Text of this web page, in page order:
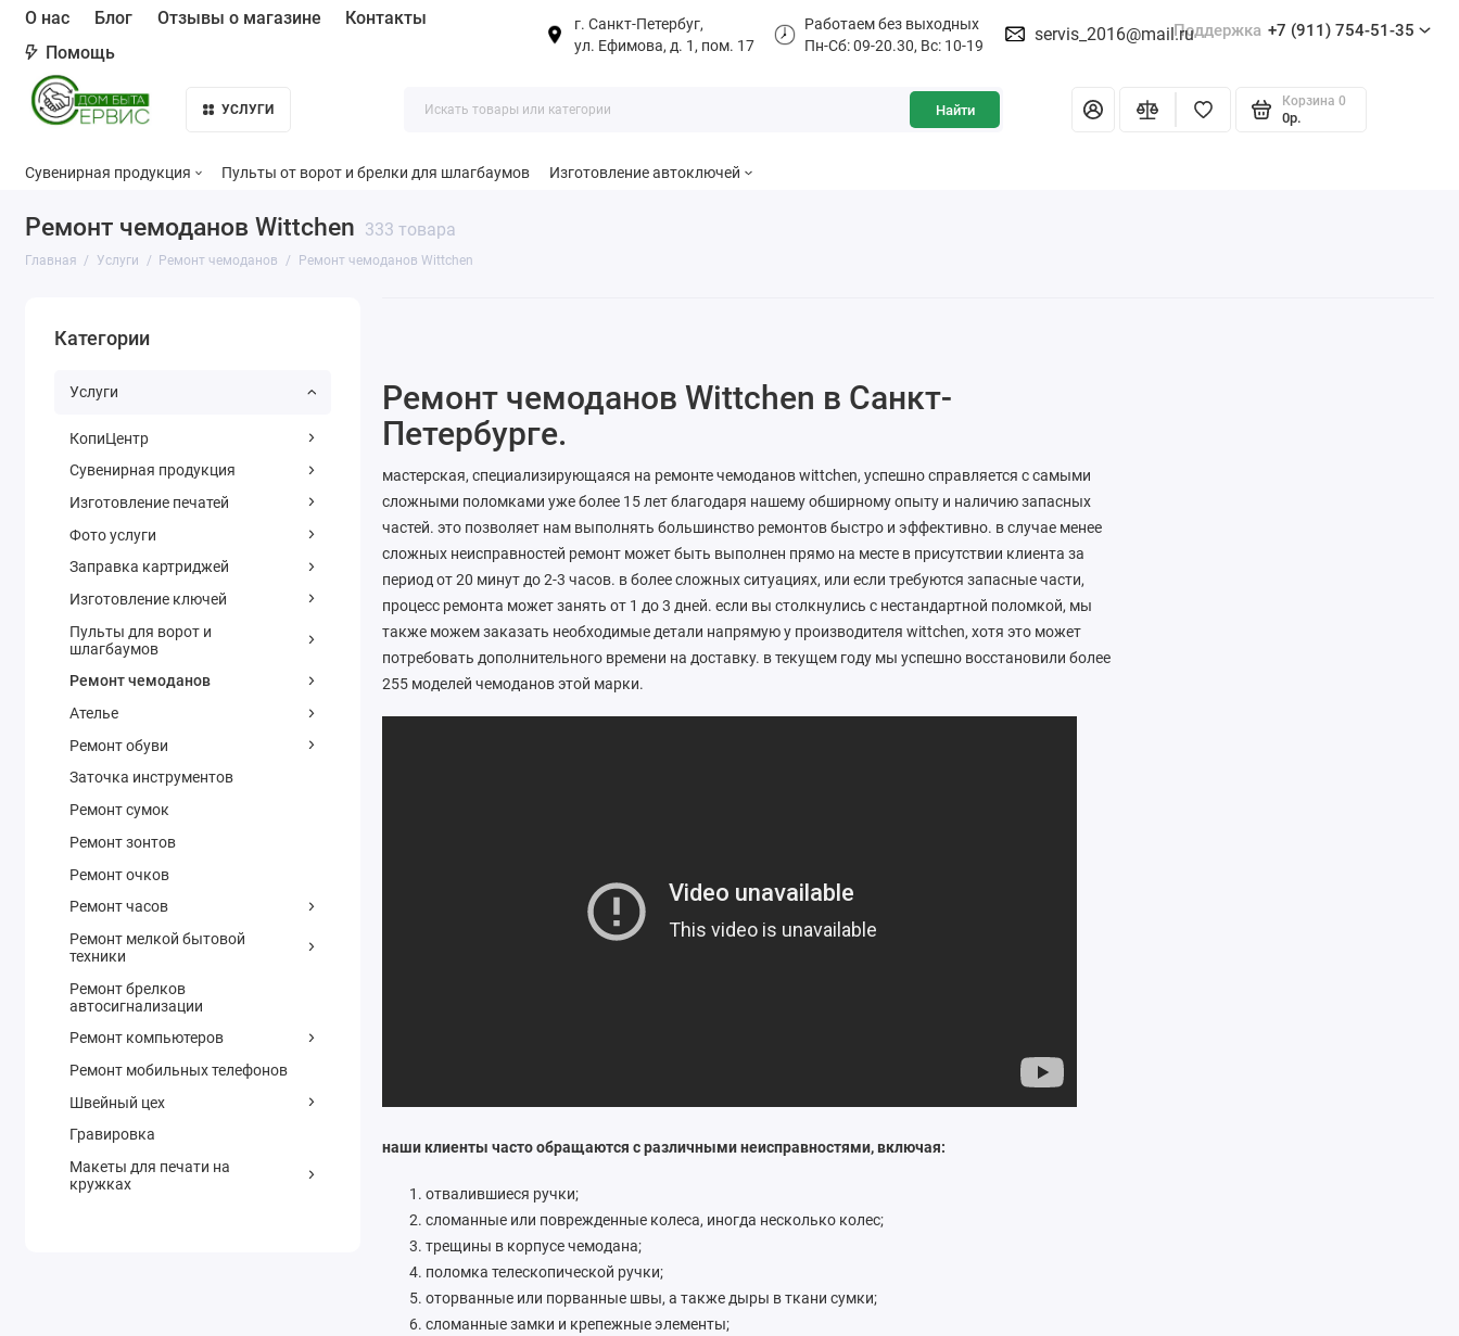
О нас Блог Отзывы о магазине
Контакты
Помощь
г. Санкт-Петербуг,
ул. Ефимова, д. 1, пом. 17
Работаем без выходных
Пн-Сб: 09-20.30, Вс: 10-19
servis_2016@mail.ruПоддержка +7 (911) 754-51-35
УСЛУГИ Найти
Корзина 0
0р.
Сувенирная продукция Пульты от ворот и брелки для шлагбаумов Изготовление автоключей
Ремонт чемоданов Wittchen 333 товара
Главная Услуги Ремонт чемоданов Ремонт чемоданов Wittchen
Категории
Услуги
КопиЦентр
Сувенирная продукция
Изготовление печатей
Фото услуги
Заправка картриджей
Изготовление ключей
Пульты для ворот и
шлагбаумов
Ремонт чемоданов
Ателье
Ремонт обуви
Заточка инструментов
Ремонт сумок
Ремонт зонтов
Ремонт очков
Ремонт часов
Ремонт мелкой бытовой
техники
Ремонт брелков
автосигнализации
Ремонт компьютеров
Ремонт мобильных телефонов
Швейный цех
Гравировка
Макеты для печати на
кружках
Ремонт чемоданов Wittchen в Санкт-
Петербурге.
мастерская, специализирующаяся на ремонте чемоданов wittchen, успешно справляется с самыми
сложными поломками уже более 15 лет благодаря нашему обширному опыту и наличию запасных
частей. это позволяет нам выполнять большинство ремонтов быстро и эффективно. в случае менее
сложных неисправностей ремонт может быть выполнен прямо на месте в присутствии клиента за
период от 20 минут до 2-3 часов. в более сложных ситуациях, или если требуются запасные части,
процесс ремонта может занять от 1 до 3 дней. если вы столкнулись с нестандартной поломкой, мы
также можем заказать необходимые детали напрямую у производителя wittchen, хотя это может
потребовать дополнительного времени на доставку. в текущем году мы успешно восстановили более
255 моделей чемоданов этой марки.
наши клиенты часто обращаются с различными неисправностями, включая:
отвалившиеся ручки;
сломанные или поврежденные колеса, иногда несколько колес;
трещины в корпусе чемодана;
поломка телескопической ручки;
оторванные или порванные швы, а также дыры в ткани сумки;
сломанные замки и крепежные элементы;